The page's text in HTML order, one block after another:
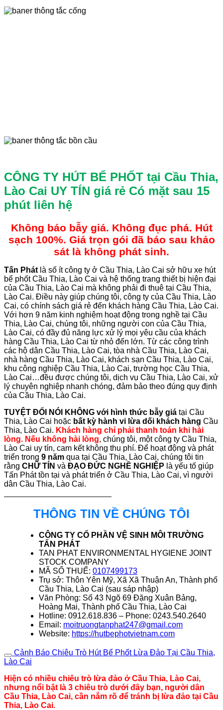
CÔNG TY HÚT BỂ PHỐT tại Cầu Thia,
Lào Cai UY TÍN giá rẻ Có mặt sau 15
phút liên hệ
Không báo bẫy giá. Không đục phá. Hút
sạch 100%. Giá trọn gói đã báo sau khảo
sát là không phát sinh.
Tấn Phát là số ít công ty ở Cầu Thia, Lào Cai sở hữu xe hút
bể phốt Cầu Thia, Lào Cai và hệ thống trang thiết bị hiện đại
của Cầu Thia, Lào Cai mà không phải đi thuê tại Cầu Thia,
Lào Cai. Điều này giúp chúng tôi, công ty của Cầu Thia, Lào
Cai, có chính sách giá rẻ đến khách hàng Cầu Thia, Lào Cai.
Với hơn 9 năm kinh nghiệm hoạt động trong nghề tại Cầu
Thia, Lào Cai, chúng tôi, những người con của Cầu Thia,
Lào Cai, có đầy đủ năng lực xử lý mọi yêu cầu của khách
hàng Cầu Thia, Lào Cai từ nhỏ đến lớn. Từ các công trình
các hộ dân Cầu Thia, Lào Cai, tòa nhà Cầu Thia, Lào Cai,
nhà hàng Cầu Thia, Lào Cai, khách sạn Cầu Thia, Lào Cai,
khu công nghiệp Cầu Thia, Lào Cai, trường học Cầu Thia,
Lào Cai…đều được chúng tôi, dịch vụ Cầu Thia, Lào Cai, xử
lý chuyên nghiệp nhanh chóng, đảm bảo theo đúng quy định
của Cầu Thia, Lào Cai.
TUYỆT ĐỐI NÓI KHÔNG với hình thức bẫy giá tại Cầu
Thia, Lào Cai hoặc bất kỳ hành vi lừa dối khách hàng Cầu
Thia, Lào Cai. Khách hàng chỉ phải thanh toán khi hài
lòng. Nếu không hài lòng, chúng tôi, một công ty Cầu Thia,
Lào Cai uy tín, cam kết không thu phí. Để hoạt động và phát
triển trong 9 năm qua tại Cầu Thia, Lào Cai, chúng tôi tin
rằng CHỮ TÍN và ĐẠO ĐỨC NGHỀ NGHIỆP là yếu tố giúp
Tấn Phát tồn tại và phát triển ở Cầu Thia, Lào Cai, vì người
dân Cầu Thia, Lào Cai.
THÔNG TIN VỀ CHÚNG TÔI
CÔNG TY CỔ PHẦN VỆ SINH MÔI TRƯỜNG
TẤN PHÁT
TAN PHAT ENVIRONMENTAL HYGIENE JOINT
STOCK COMPANY
MÃ SỐ THUẾ: 0107499173
Trụ sở: Thôn Yên Mỹ, Xã Xã Thuận An, Thành phố
Cầu Thia, Lào Cai (sau sáp nhập)
Văn Phòng: Số 43 Ngõ 69 Đặng Xuân Bảng,
Hoàng Mai, Thành phố Cầu Thia, Lào Cai
Hotline: 0912.618.836 – Phone: 0243.540.2640
Email: moitruongtanphat247@gmail.com
Website: https://hutbephotvietnam.com
Cảnh Báo Chiêu Trò Hút Bể Phốt Lừa Đảo Tại Cầu Thia,
Lào Cai
Hiện có nhiều chiêu trò lừa đảo ở Cầu Thia, Lào Cai,
nhưng nổi bật là 3 chiêu trò dưới đây bạn, người dân
Cầu Thia, Lào Cai, cần nắm rõ để tránh bị lừa đảo tại Cầu
Thia, Lào Cai.